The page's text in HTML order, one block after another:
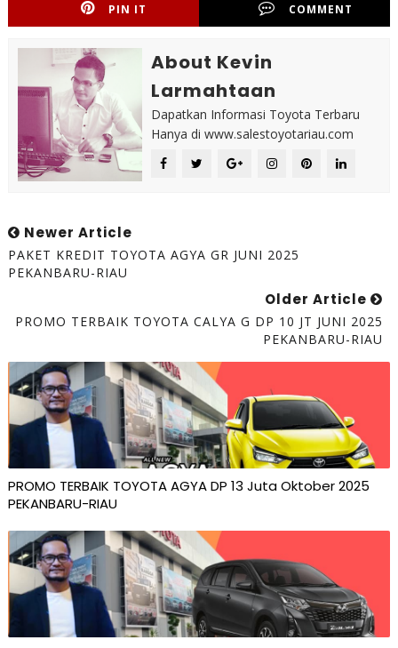
PIN IT COMMENT
About Kevin
Larmahtaan
Dapatkan Informasi Toyota Terbaru
Hanya di www.salestoyotariau.com
Newer Article
PAKET KREDIT TOYOTA AGYA GR JUNI 2025
PEKANBARU-RIAU
Older Article
PROMO TERBAIK TOYOTA CALYA G DP 10 JT JUNI 2025
PEKANBARU-RIAU
PROMO TERBAIK TOYOTA AGYA DP 13 Juta Oktober 2025
PEKANBARU-RIAU